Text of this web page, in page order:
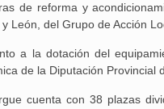
de reforma y
León, del Grupo de Acción
a la dotación del
de la Diputación Provincial
cuenta con 38 plazas